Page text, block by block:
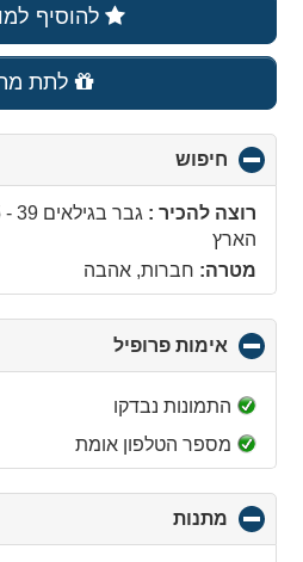
להוסיף
לתת
חיפוש
to
collapseרוצה להכיר : גבר בגילאים 39 - 45 שנים
הארץ
מטרה: חברות, אהבה
אימות פרופיל
to
התמונות נבדקו
מספר הטלפון אומת
מתנות
to